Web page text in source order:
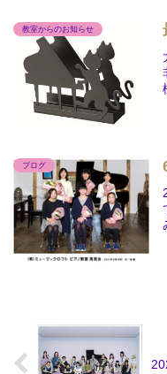
教室からのお知らせ
ブログ